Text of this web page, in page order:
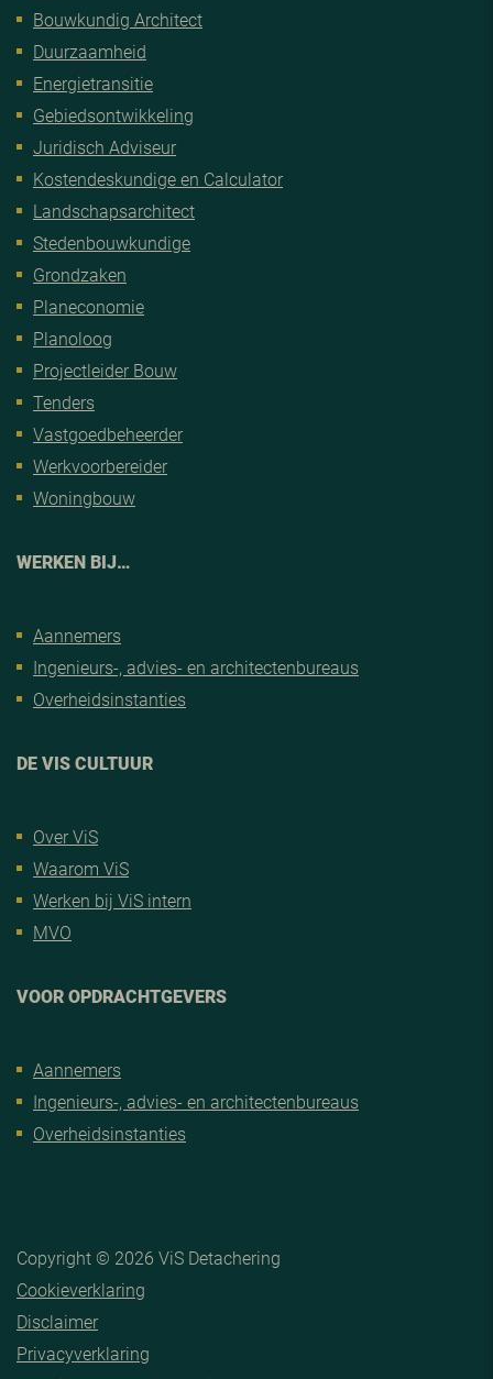
Bouwkundig Architect
Duurzaamheid
Energietransitie
Gebiedsontwikkeling
Juridisch Adviseur
Kostendeskundige en Calculator
Landschapsarchitect
Stedenbouwkundige
Grondzaken
Planeconomie
Planoloog
Projectleider Bouw
Tenders
Vastgoedbeheerder
Werkvoorbereider
Woningbouw
WERKEN BIJ…
Aannemers
Ingenieurs-, advies- en architectenbureaus
Overheidsinstanties
DE VIS CULTUUR
Over ViS
Waarom ViS
Werken bij ViS intern
MVO
VOOR OPDRACHTGEVERS
Aannemers
Ingenieurs-, advies- en architectenbureaus
Overheidsinstanties
Copyright © 2026 ViS Detachering
Cookieverklaring
Disclaimer
Privacyverklaring